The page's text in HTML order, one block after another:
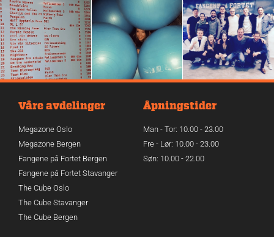
Våre avdelinger
Megazone Oslo
Megazone Bergen
Fangene på Fortet Bergen
Fangene på Fortet Stavanger
The Cube Oslo
The Cube Stavanger
The Cube Bergen
Åpningstider
Man - Tor: 10.00 - 23.00
Fre - Lør: 10.00 - 23.00
Søn: 10.00 - 22.00